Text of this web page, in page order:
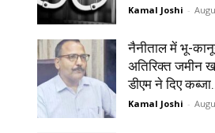
Kamal Joshi -
नैनीताल में भू-
अतिरिक्त जमीन
डीएम ने दिए
Kamal Joshi -